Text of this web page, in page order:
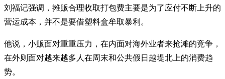
刘福记强调，摊贩合理收取打包费主要是为了应付不断上升的
营运成本，并不是要借塑料盒牟取暴利。
他说，小贩面对重重压力，在内面对海外业者来抢滩的竞争，
在外则面对越来越多人在周末和公共假日越堤北上的消费趋
势。